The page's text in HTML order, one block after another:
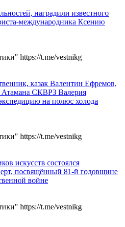
наградили известного
международника Ксению
https://t.me/vestnikg
казак Валентин Ефремов,
СКВРЗ Валерия
на полюс холода
https://t.me/vestnikg
искусств состоялся
посвящённый 81-й годовщине
войне
https://t.me/vestnikg